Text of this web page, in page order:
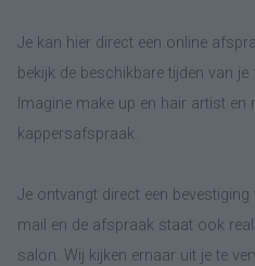
Je kan hier direct een online
bekijk de beschikbare tijden van
Imagine make up en hair artist en
kappersafspraak.
Je ontvangt direct een
mail en de afspraak staat ook
salon. Wij kijken ernaar uit je te